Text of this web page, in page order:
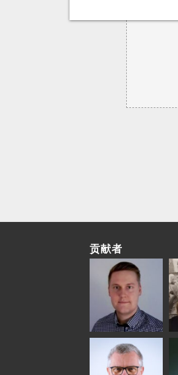
贡献者
Riku Färm
HEAT TREATMENT
SOLUTIONS -
GLASTON